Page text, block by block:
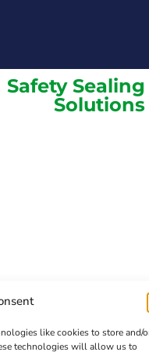
like cookies to store and/
technologies will allow us to
Safety Sealing
Solutions